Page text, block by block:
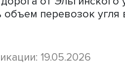
217 тыс., рост
году водители
возможность
России. Кроме